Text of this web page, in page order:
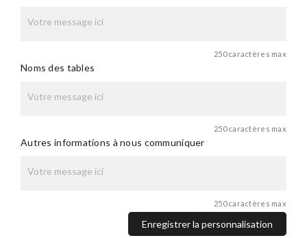
250 caractères max
Noms des tables
250 caractères max
Autres informations à nous communiquer
250 caractères max
Enregistrer la personnalisation